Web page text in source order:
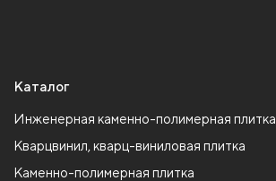
Каталог
Инженерная каменно-полимерная плитка
Кварцвинил, кварц-виниловая плитка
Каменно-полимерная плитка